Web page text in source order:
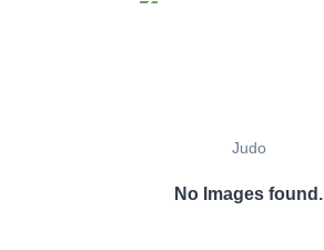
Judo
No Images found.